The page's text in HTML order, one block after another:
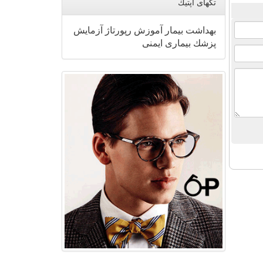
تگهای اپتیك
بهداشت بیمار آموزش رپورتاژ
آزمایش
پزشك بیماری ایمنی